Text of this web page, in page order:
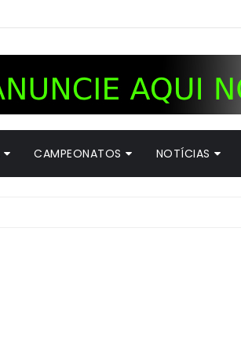
CAMPEONATOS NOTÍCIAS